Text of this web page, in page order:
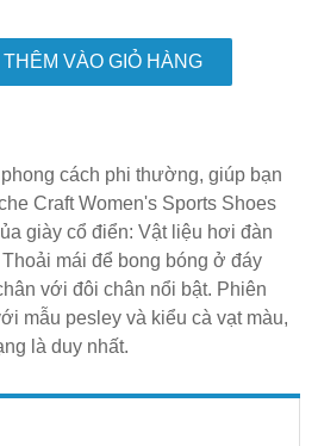
THÊM VÀO GIỎ HÀNG
cách phi thường, giúp bạn
Craft Women's Sports Shoes
giày cổ điển: Vật liệu hơi đàn
mái để bong bóng ở đáy
với đôi chân nổi bật. Phiên
mẫu pesley và kiểu cà vạt màu,
là duy nhất.